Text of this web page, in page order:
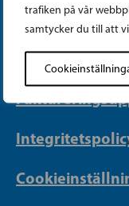
trafiken på vår
samtycker du till att
PB 430, 00101
Georgsgatan
info@sfp.fi